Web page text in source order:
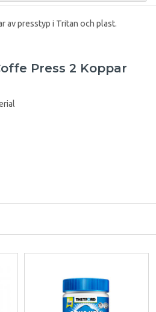
av presstyp i Tritan och plast.
Press 2 Koppar